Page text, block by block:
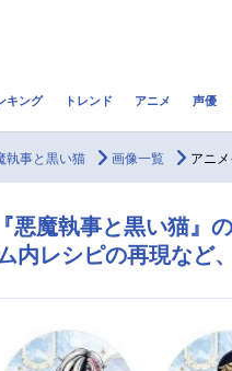
ゲーム・アプリ 音楽
声優記事一覧
キング トレンド アニメ 声優
執事と黒い猫 画像一覧 アニ
『悪魔執事と黒い猫
内レシピの再現など